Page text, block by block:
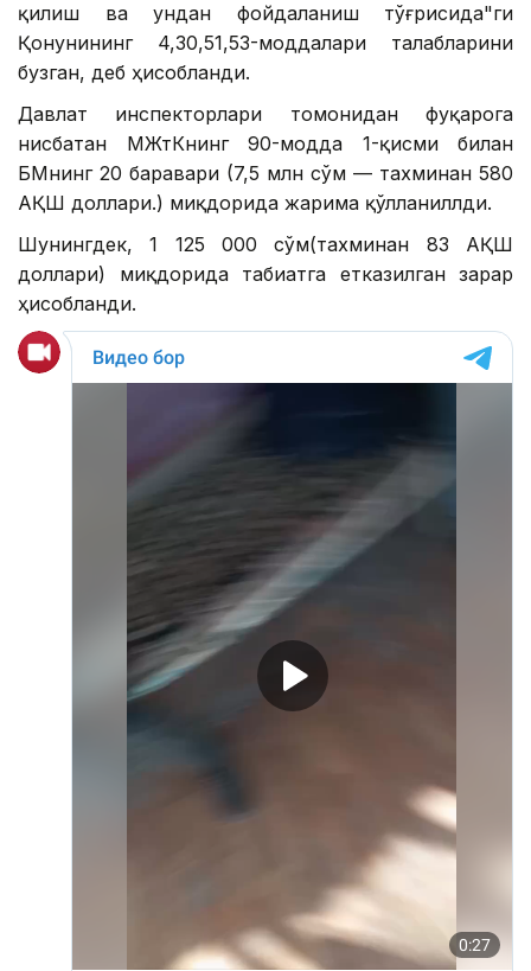
қилиш ва ундан фойдаланиш тўғрисида"ги
Қонунининг 4,30,51,53-моддалари талабларини
бузган, деб ҳисобланди.
Давлат инспекторлари томонидан фуқарога
нисбатан МЖтКнинг 90-модда 1-қисми билан
БҲМнинг 20 баравари (7,5 млн сўм — тахминан 580
АҚШ доллари.) миқдорида жарима қўлланиллди.
Шунингдек, 1 125 000 сўм(тахминан 83 АҚШ
доллари) миқдорида табиатга етказилган зарар
ҳисобланди.